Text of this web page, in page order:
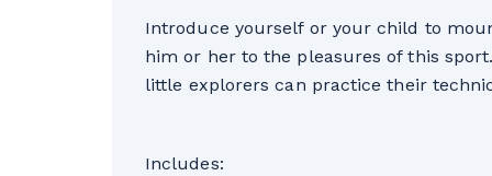
Introduce yourself or your child to
him or her to the pleasures of this
little explorers can practice their
Includes: